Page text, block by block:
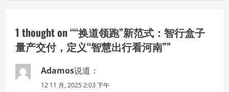
v
i
g
1 thought on ““换道领跑”新范式：智行盒子
量产交付，定义“智慧出行看河南””
Adamos说道：
12 11 月, 2025 2:03 下午